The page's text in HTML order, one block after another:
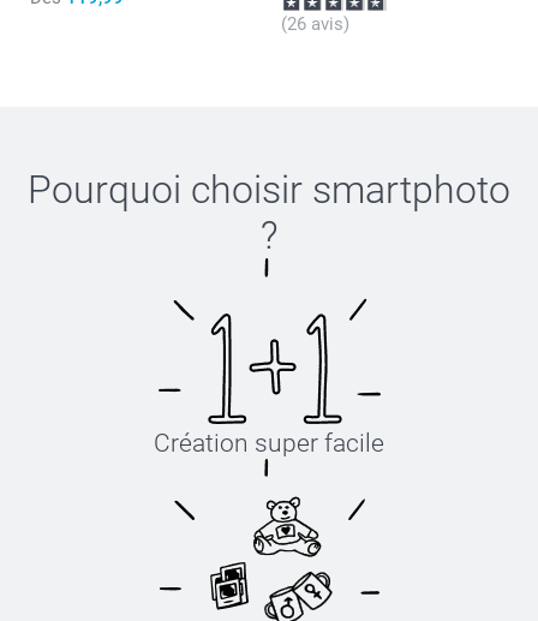
(26 avis)
Pourquoi choisir smartphoto
?
Création super facile